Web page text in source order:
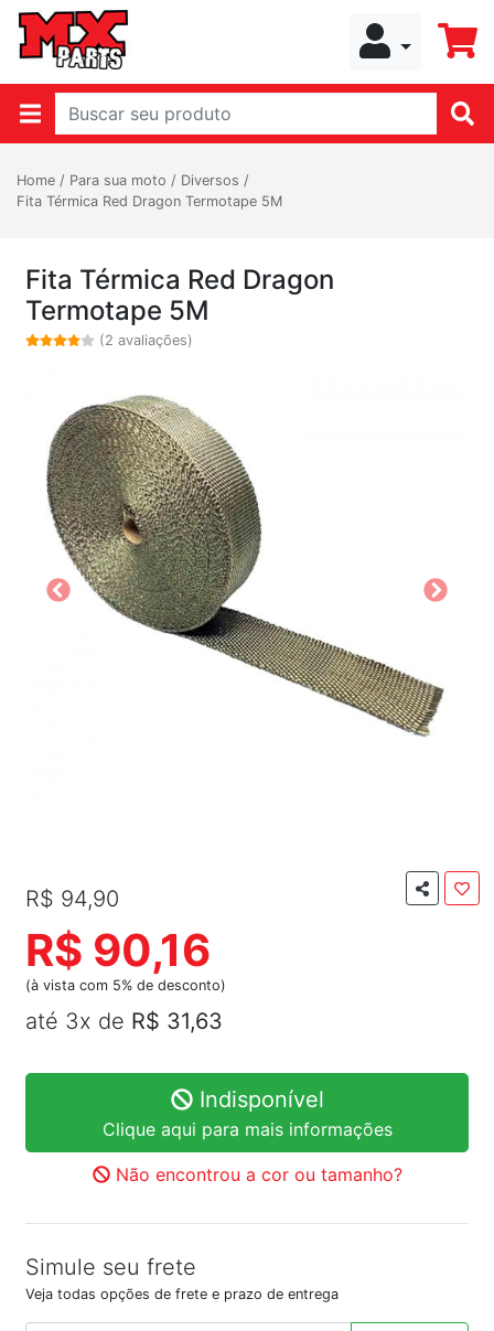
Home / Para sua moto / Diversos /
Fita Térmica Red Dragon Termotape 5M
Fita Térmica Red Dragon
Termotape 5M
(2 avaliações)
R$ 94,90
R$ 90,16
(à vista com 5% de desconto)
até 3x de R$ 31,63
Indisponível
Clique aqui para mais informações
Não encontrou a cor ou tamanho?
Simule seu frete
Veja todas opções de frete e prazo de entrega